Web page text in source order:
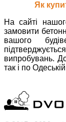
Як
На сайті
замовити
вашого
випробувань.
так і по